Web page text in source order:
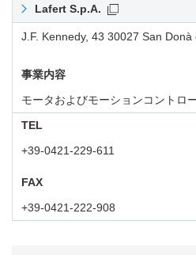
Lafert S.p.A.
J.F. Kennedy, 43 30027 San
事業内容
モータおよびモーションコントロ
TEL
+39-0421-229-611
FAX
+39-0421-222-908